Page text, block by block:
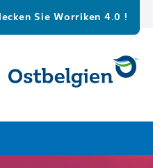
Sie Worriken 4.0 !